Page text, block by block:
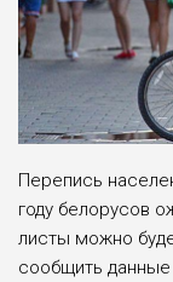
Перепись
году белору­сов
листы можно
сообщить